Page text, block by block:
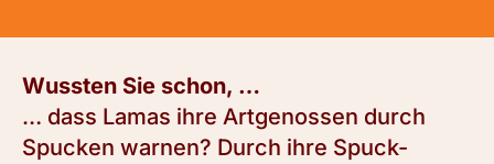
Wussten Sie schon, …
… dass Lamas ihre Artgenossen durch
Spucken warnen? Durch ihre Spuck-